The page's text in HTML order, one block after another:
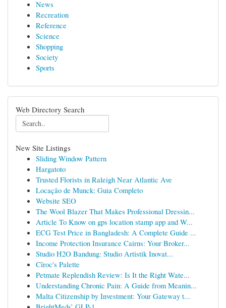
News
Recreation
Reference
Science
Shopping
Society
Sports
Web Directory Search
New Site Listings
Sliding Window Pattern
Hargatoto
Trusted Florists in Raleigh Near Atlantic Ave
Locação de Munck: Guia Completo
Website SEO
The Wool Blazer That Makes Professional Dressin...
Article To Know on gps location stamp app and W...
ECG Test Price in Bangladesh: A Complete Guide ...
Income Protection Insurance Cairns: Your Broker...
Studio H2O Bandung: Studio Artistik Inovat...
Cîroc's Palette
Petmate Replendish Review: Is It the Right Wate...
Understanding Chronic Pain: A Guide from Meanin...
Malta Citizenship by Investment: Your Gateway t...